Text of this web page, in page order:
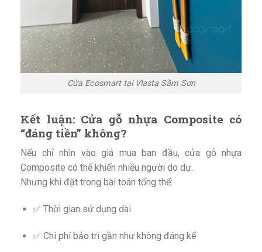
Cửa Ecosmart tại Vlasta Sầm Sơn
Kết luận: Cửa gỗ nhựa Composite có
“đáng tiền” không?
Nếu chỉ nhìn vào giá mua ban đầu, cửa gỗ nhựa
Composite có thể khiến nhiều người do dự.
Nhưng khi đặt trong bài toán tổng thể:
✅ Thời gian sử dụng dài
✅ Chi phí bảo trì gần như không đáng kể